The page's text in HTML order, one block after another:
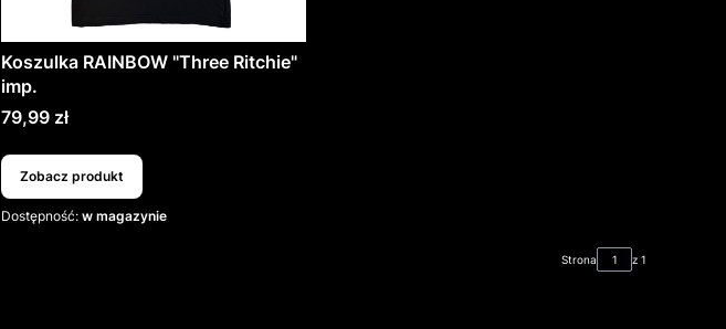
Koszulka RAINBOW "Three Ritchie"
imp.
Cena
79,99 zł
Zobacz produkt
Dostępność: w magazynie
Strona z 1